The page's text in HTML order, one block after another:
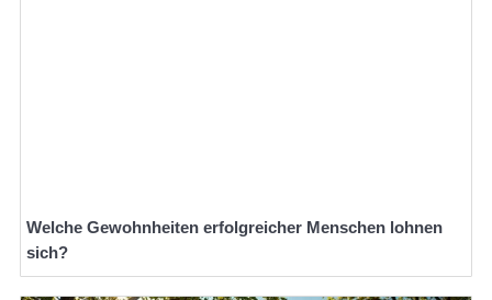
Welche Gewohnheiten erfolgreicher Menschen lohnen
sich?